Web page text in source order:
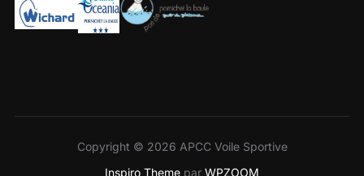
Copyright © 2026 APCC Voile Sportive
Inspiro Theme par WPZOOM